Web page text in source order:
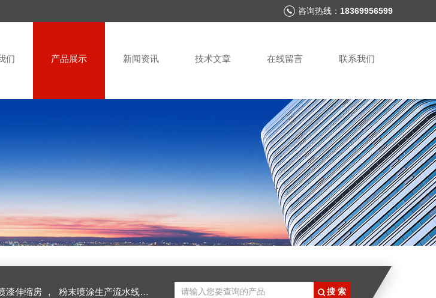
咨询热线： 18369956599
们 产品展示 新闻资讯 技术文章 在线留言 联系我们
漆伸缩房 , 粉末喷涂生产流水线 , 积放式喷涂生产线